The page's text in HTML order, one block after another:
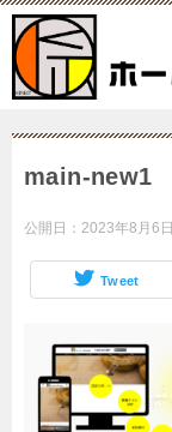
main-new1
公開日： 2023年8月6日
Tweet